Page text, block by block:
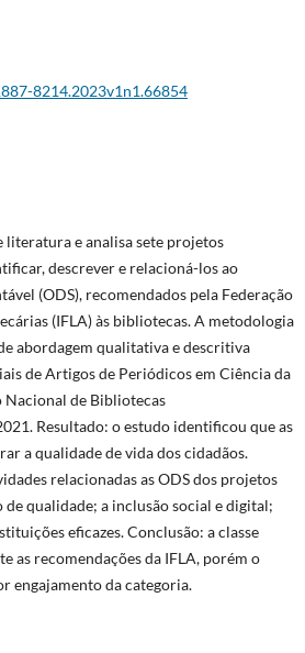
8214.2023v1n1.66854
literatura e analisa sete projetos
descrever e relacioná-los ao
(ODS), recomendados pela Federação
(IFLA) às bibliotecas. A metodologia
abordagem qualitativa e descritiva
de Artigos de Periódicos em Ciência da
Nacional de Bibliotecas
Resultado: o estudo identificou que as
a qualidade de vida dos cidadãos.
relacionadas as ODS dos projetos
qualidade; a inclusão social e digital;
eficazes. Conclusão: a classe
as recomendações da IFLA, porém o
engajamento da categoria.